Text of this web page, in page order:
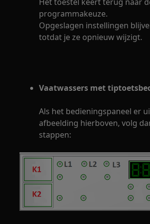
programmakeuze.
Opgeslagen instellingen
totdat je ze opnieuw wijzigt.
Vaatwassers met
Als het bedieningspaneel er
afbeelding hierboven, volg
stappen: